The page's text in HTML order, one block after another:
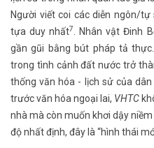
Người viết coi các diễn ngôn/
tựa duy nhất7
. Nhân vật Đinh
gần gũi bằng bút pháp tả
trong tình cảnh đất nước trở
thống văn hóa - lịch sử của
trước văn hóa ngoại lai, VHTC
nhà mà còn muốn khơi dậy
độ nhất định, đây là “hình thái